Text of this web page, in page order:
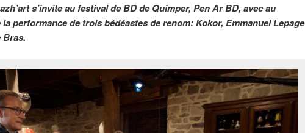
s’invite au festival de BD de Quimper, Pen Ar BD, avec au
performance de trois bédéastes de renom: Kokor, Emmanuel Lepage
Bras.